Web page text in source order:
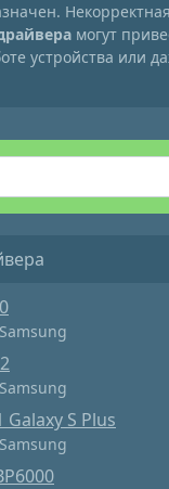
Некорректная
могут
устройства или
Galaxy S Plus